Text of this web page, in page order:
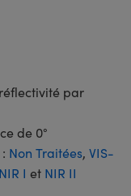
par
de 0°
Non Traitées, VIS-
NIR I et NIR II